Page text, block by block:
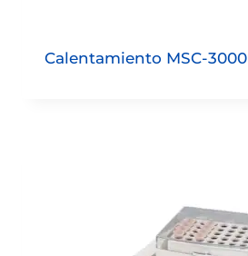
Calentamiento MSC-3000